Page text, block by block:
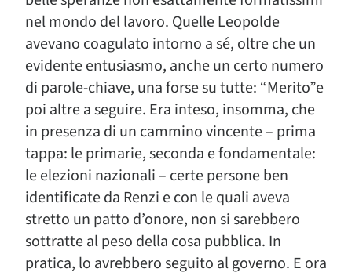
nel mondo del lavoro. Quelle Leopolde
avevano coagulato intorno a sé, oltre che un
evidente entusiasmo, anche un certo numero
di parole-chiave, una forse su tutte: “Merito”e
poi altre a seguire. Era inteso, insomma, che
in presenza di un cammino vincente – prima
tappa: le primarie, seconda e fondamentale:
le elezioni nazionali – certe persone ben
identificate da Renzi e con le quali aveva
stretto un patto d’onore, non si sarebbero
sottratte al peso della cosa pubblica. In
pratica, lo avrebbero seguito al governo. E ora